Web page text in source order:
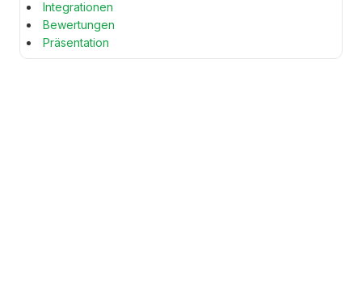
Integrationen
Bewertungen
Präsentation